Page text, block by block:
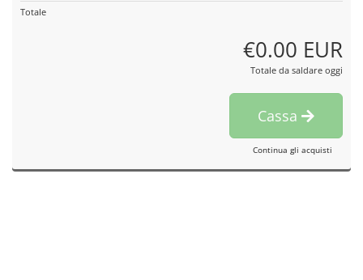
Totale
€0.00 EUR
Totale da saldare oggi
Cassa
Continua gli acquisti